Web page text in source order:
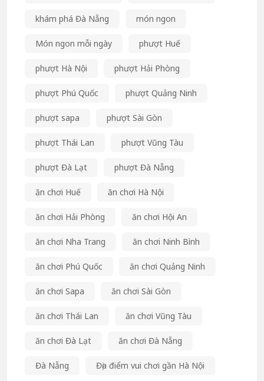
khám phá Đà Nẵng món ngon
Món ngon mỗi ngày phượt Huế
phượt Hà Nội phượt Hải Phòng
phượt Phú Quốc phượt Quảng Ninh
phượt sapa phượt Sài Gòn
phượt Thái Lan phượt Vũng Tàu
phượt Đà Lạt phượt Đà Nẵng
ăn chơi Huế ăn chơi Hà Nội
ăn chơi Hải Phòng ăn chơi Hội An
ăn chơi Nha Trang ăn chơi Ninh Bình
ăn chơi Phú Quốc ăn chơi Quảng Ninh
ăn chơi Sapa ăn chơi Sài Gòn
ăn chơi Thái Lan ăn chơi Vũng Tàu
ăn chơi Đà Lạt ăn chơi Đà Nẵng
Đà Nẵng Địa điểm vui chơi gần Hà Nội